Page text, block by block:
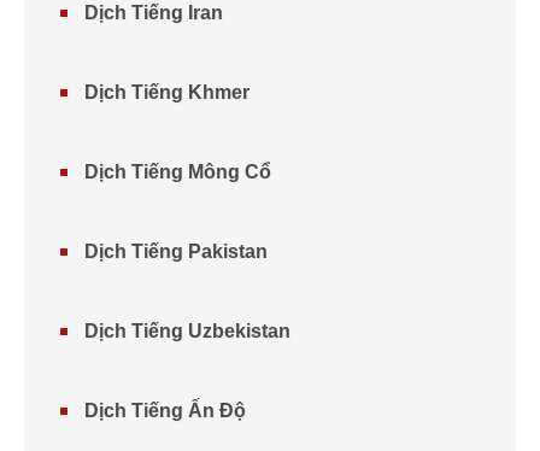
Dịch Tiếng Iran
Dịch Tiếng Khmer
Dịch Tiếng Mông Cổ
Dịch Tiếng Pakistan
Dịch Tiếng Uzbekistan
Dịch Tiếng Ấn Độ